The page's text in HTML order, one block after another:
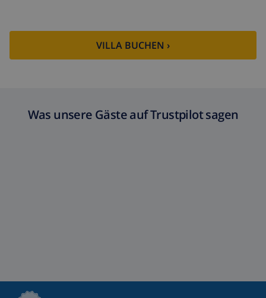
VILLA BUCHEN ›
Was unsere Gäste auf Trustpilot sagen